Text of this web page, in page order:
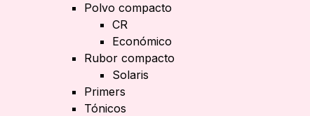
Polvo compacto
CR
Económico
Rubor compacto
Solaris
Primers
Tónicos